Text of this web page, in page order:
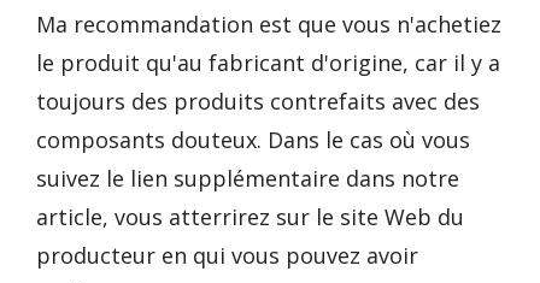
Ma recommandation est que vous n'achetiez
le produit qu'au fabricant d'origine, car il y a
toujours des produits contrefaits avec des
composants douteux. Dans le cas où vous
suivez le lien supplémentaire dans notre
article, vous atterrirez sur le site Web du
producteur en qui vous pouvez avoir